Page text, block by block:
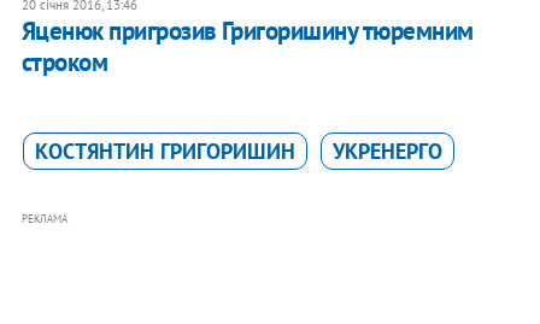
20 січня 2016, 13:46
Яценюк пригрозив Григоришину тюремним
строком
КОСТЯНТИН ГРИГОРИШИН УКРЕНЕРГО
РЕКЛАМА